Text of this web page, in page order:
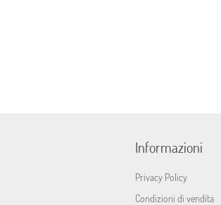
Informazioni
Privacy Policy
Condizioni di vendita